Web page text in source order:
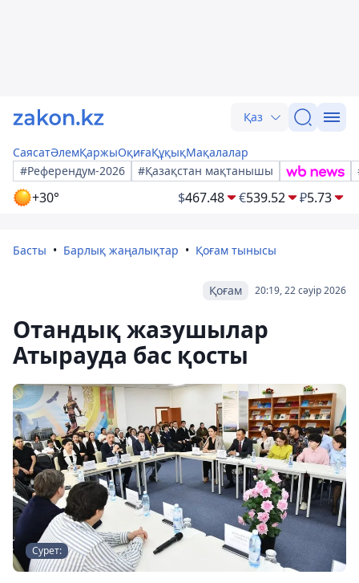
Қаз
СаясатӘлемҚаржыОқиғаҚұқықМақалалар
#Референдум-2026
#Қазақстан мақтанышы
+30° $467.48 €539.52 ₽5.73
Басты Барлық жаңалықтар Қоғам тынысы
20:19, 22 сәуір 2026
Қоғам
Отандық жазушылар
Атырауда бас қосты
Сурет: